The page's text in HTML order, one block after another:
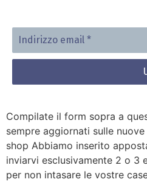
Indirizzo
email
*
Compilate il form sopra a
sempre aggiornati sulle
shop Abbiamo inserito
inviarvi esclusivamente 2 o 3
per non intasare le vostre